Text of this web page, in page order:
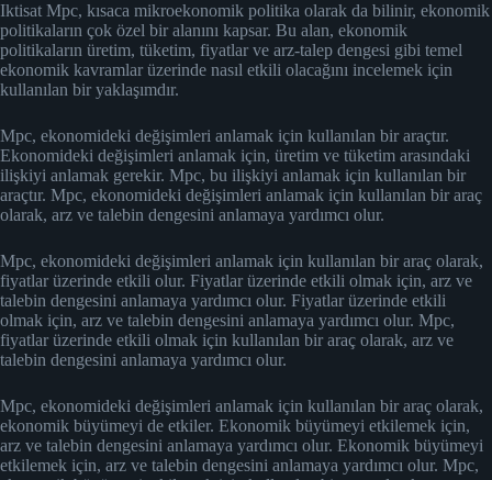
Iktisat Mpc, kısaca mikroekonomik politika olarak da bilinir, ekonomik
politikaların çok özel bir alanını kapsar. Bu alan, ekonomik
politikaların üretim, tüketim, fiyatlar ve arz-talep dengesi gibi temel
ekonomik kavramlar üzerinde nasıl etkili olacağını incelemek için
kullanılan bir yaklaşımdır.
Mpc, ekonomideki değişimleri anlamak için kullanılan bir araçtır.
Ekonomideki değişimleri anlamak için, üretim ve tüketim arasındaki
ilişkiyi anlamak gerekir. Mpc, bu ilişkiyi anlamak için kullanılan bir
araçtır. Mpc, ekonomideki değişimleri anlamak için kullanılan bir araç
olarak, arz ve talebin dengesini anlamaya yardımcı olur.
Mpc, ekonomideki değişimleri anlamak için kullanılan bir araç olarak,
fiyatlar üzerinde etkili olur. Fiyatlar üzerinde etkili olmak için, arz ve
talebin dengesini anlamaya yardımcı olur. Fiyatlar üzerinde etkili
olmak için, arz ve talebin dengesini anlamaya yardımcı olur. Mpc,
fiyatlar üzerinde etkili olmak için kullanılan bir araç olarak, arz ve
talebin dengesini anlamaya yardımcı olur.
Mpc, ekonomideki değişimleri anlamak için kullanılan bir araç olarak,
ekonomik büyümeyi de etkiler. Ekonomik büyümeyi etkilemek için,
arz ve talebin dengesini anlamaya yardımcı olur. Ekonomik büyümeyi
etkilemek için, arz ve talebin dengesini anlamaya yardımcı olur. Mpc,